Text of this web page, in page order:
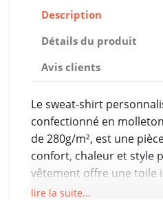
Description
Détails du produit
Avis clients
Le sweat-shirt
confectionné en
de 280g/m², est une
confort, chaleur et style
vêtement offre une toile
l'expression individuelle,
lire la suite...